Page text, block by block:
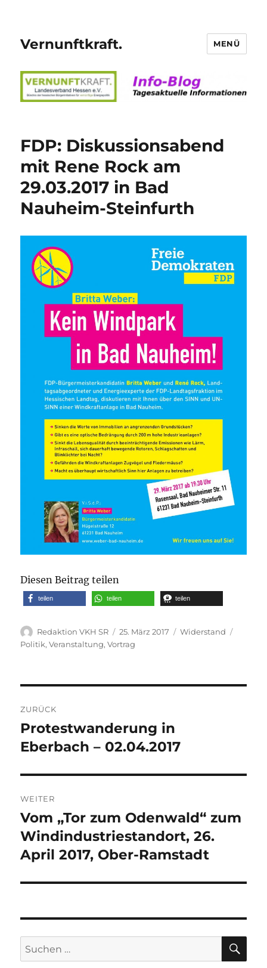
Vernunftkraft. MENÜ
FDP: Diskussionsabend
mit Rene Rock am
29.03.2017 in Bad
Nauheim-Steinfurth
Diesen Beitrag teilen
teilen teilen teilen
Autor
Redaktion VKH SR
Veröffentlicht
am
25. März 2017 Kategorien
Widerstand
Politik,Veranstaltung,Vortrag
ZURÜCK
Vorheriger
Beitrag:
Protestwanderung in
Eberbach – 02.04.2017
WEITER
Nächster
Beitrag:
Vom „Tor zum Odenwald“ zum
Windindustriestandort, 26.
April 2017, Ober-Ramstadt
Suche
nach: